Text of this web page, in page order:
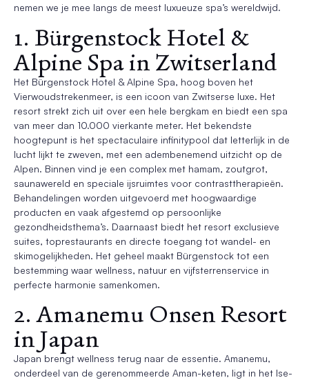
nemen we je mee langs de meest luxueuze spa’s wereldwijd.
1. Bürgenstock Hotel &
Alpine Spa in Zwitserland
Het Bürgenstock Hotel & Alpine Spa, hoog boven het
Vierwoudstrekenmeer, is een icoon van Zwitserse luxe. Het
resort strekt zich uit over een hele bergkam en biedt een spa
van meer dan 10.000 vierkante meter. Het bekendste
hoogtepunt is het spectaculaire infinitypool dat letterlijk in de
lucht lijkt te zweven, met een adembenemend uitzicht op de
Alpen. Binnen vind je een complex met hamam, zoutgrot,
saunawereld en speciale ijsruimtes voor contrasttherapieën.
Behandelingen worden uitgevoerd met hoogwaardige
producten en vaak afgestemd op persoonlijke
gezondheidsthema’s. Daarnaast biedt het resort exclusieve
suites, toprestaurants en directe toegang tot wandel- en
skimogelijkheden. Het geheel maakt Bürgenstock tot een
bestemming waar wellness, natuur en vijfsterrenservice in
perfecte harmonie samenkomen.
2. Amanemu Onsen Resort
in Japan
Japan brengt wellness terug naar de essentie. Amanemu,
onderdeel van de gerenommeerde Aman-keten, ligt in het Ise-